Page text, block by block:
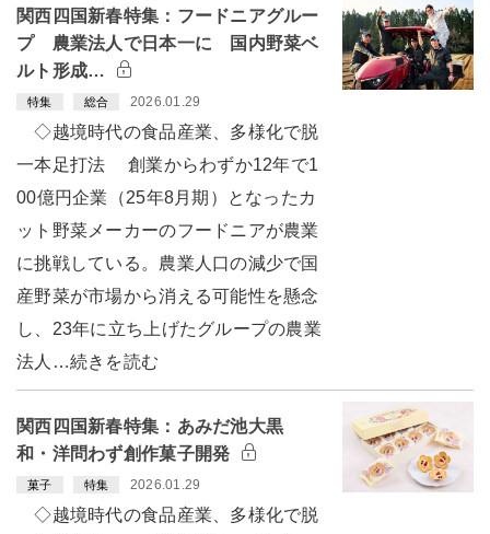
関西四国新春特集：フードニアグルー
プ 農業法人で日本一に 国内野菜ベ
ルト形成…
特集 総合 2026.01.29
◇越境時代の食品産業、多様化で脱
一本足打法 創業からわずか12年で1
00億円企業（25年8月期）となったカ
ット野菜メーカーのフードニアが農業
に挑戦している。農業人口の減少で国
産野菜が市場から消える可能性を懸念
し、23年に立ち上げたグループの農業
法人…続きを読む
関西四国新春特集：あみだ池大黒
和・洋問わず創作菓子開発
菓子 特集 2026.01.29
◇越境時代の食品産業、多様化で脱